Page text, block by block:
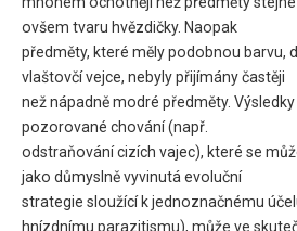
ovšem tvaru hvězdičky. Naopak
předměty, které měly podobnou barvu,
vlaštovčí vejce, nebyly přijímány častěji
než nápadně modré předměty.
pozorované chování (např.
odstraňování cizích vajec), které se
jako důmyslně vyvinutá evoluční
strategie sloužící k jednoznačnému
hnízdnímu parazitismu), může ve